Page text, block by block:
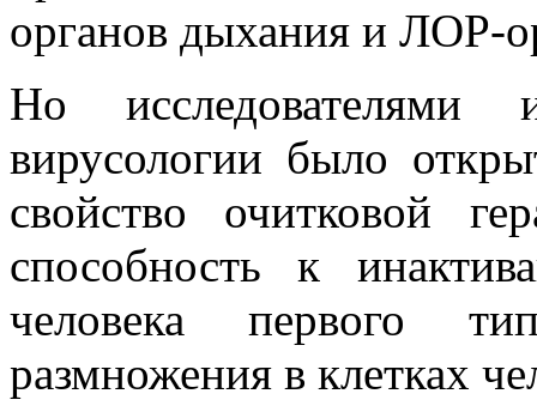
органов дыхания и ЛОР-
Но исследователями
вирусологии было
свойство очитковой
способность к
человека первого
размножения в клетках